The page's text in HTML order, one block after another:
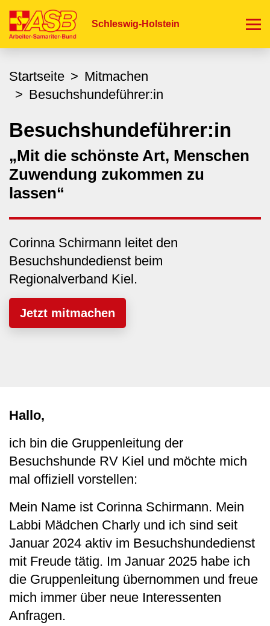
zum
Schleswig-Holstein
Startseite
Mitmachen
Besuchshundeführer:in
Besuchshundeführer:in
„Mit die schönste Art, Menschen
Zuwendung zukommen zu
lassen“
Corinna Schirmann leitet den
Besuchshundedienst beim
Regionalverband Kiel.
Jetzt mitmachen
Hallo,
ich bin die Gruppenleitung der
Besuchshunde RV Kiel und möchte mich
mal offiziell vorstellen:
Mein Name ist Corinna Schirmann. Mein
Labbi Mädchen Charly und ich sind seit
Januar 2024 aktiv im Besuchshundedienst
mit Freude tätig. Im Januar 2025 habe ich
die Gruppenleitung übernommen und freue
mich immer über neue Interessenten
Anfragen.